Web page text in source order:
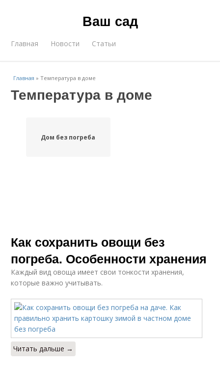
Ваш сад
Главная Новости Статьи
Главная »Температура в доме
Температура в доме
Дом без погреба
Как сохранить овощи без
погреба. Особенности хранения
Каждый вид овоща имеет свои тонкости хранения,
которые важно учитывать.
Читать дальше →